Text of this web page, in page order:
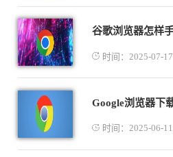
时间：2025-07-17
时间：2025-06-11